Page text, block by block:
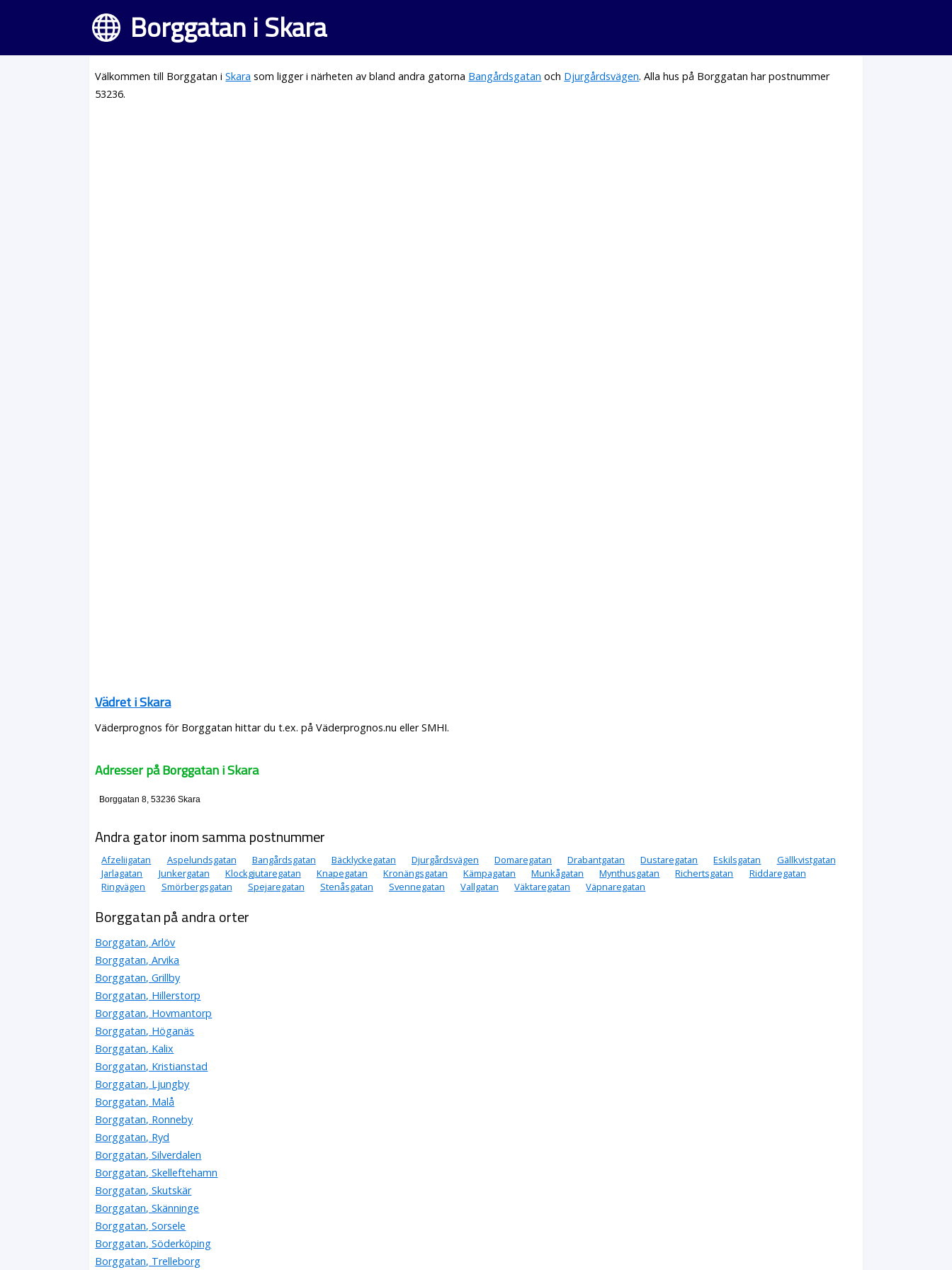
Borggatan i Skara
Välkommen till Borggatan iSkara som ligger i närheten av bland andra gatorna Bangårdsgatan och Djurgårdsvägen. Alla hus på Borggatan har postnummer
53236.
Vädret i Skara
Väderprognos för Borggatan hittar du t.ex. på Väderprognos.nu eller SMHI.
Adresser på Borggatan i Skara
Borggatan 8, 53236 Skara
Andra gator inom samma postnummer
Afzeliigatan Aspelundsgatan Bangårdsgatan Bäcklyckegatan Djurgårdsvägen Domaregatan Drabantgatan Dustaregatan Eskilsgatan
Gällkvistgatan
Jarlagatan
Junkergatan Klockgjutaregatan Knapegatan Kronängsgatan Kämpagatan Munkågatan Mynthusgatan Richertsgatan
Riddaregatan
Ringvägen
Smörbergsgatan Spejaregatan Stenåsgatan Svennegatan Vallgatan Väktaregatan Väpnaregatan
Borggatan på andra orter
Borggatan, Arlöv
Borggatan, Arvika
Borggatan, Grillby
Borggatan, Hillerstorp
Borggatan, Hovmantorp
Borggatan, Höganäs
Borggatan, Kalix
Borggatan, Kristianstad
Borggatan, Ljungby
Borggatan, Malå
Borggatan, Ronneby
Borggatan, Ryd
Borggatan, Silverdalen
Borggatan, Skelleftehamn
Borggatan, Skutskär
Borggatan, Skänninge
Borggatan, Sorsele
Borggatan, Söderköping
Borggatan, Trelleborg